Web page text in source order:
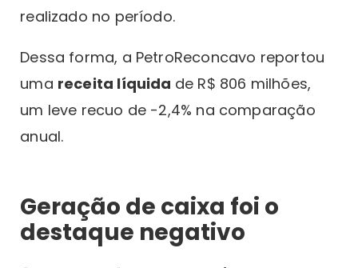
realizado no período.
Dessa forma, a PetroReconcavo reportou
uma receita líquida de R$ 806 milhões,
um leve recuo de -2,4% na comparação
anual.
Geração de caixa foi o
destaque negativo